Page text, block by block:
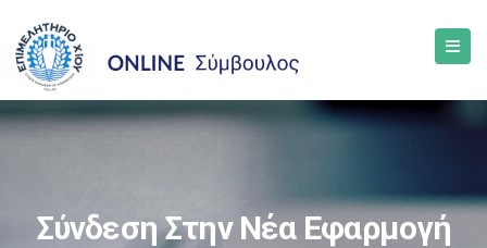
Σύνδεση Στην Νέα Εφαρμογή